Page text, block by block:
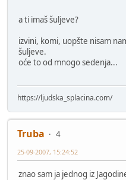
a ti imaš šuljeve?
izvini, komi, uopšte nisam
šuljeve.
oće to od mnogo sedenja...
https://ljudska_splacina.com/
Truba
4
25-09-2007, 15:24:52
znao sam ja jednog iz